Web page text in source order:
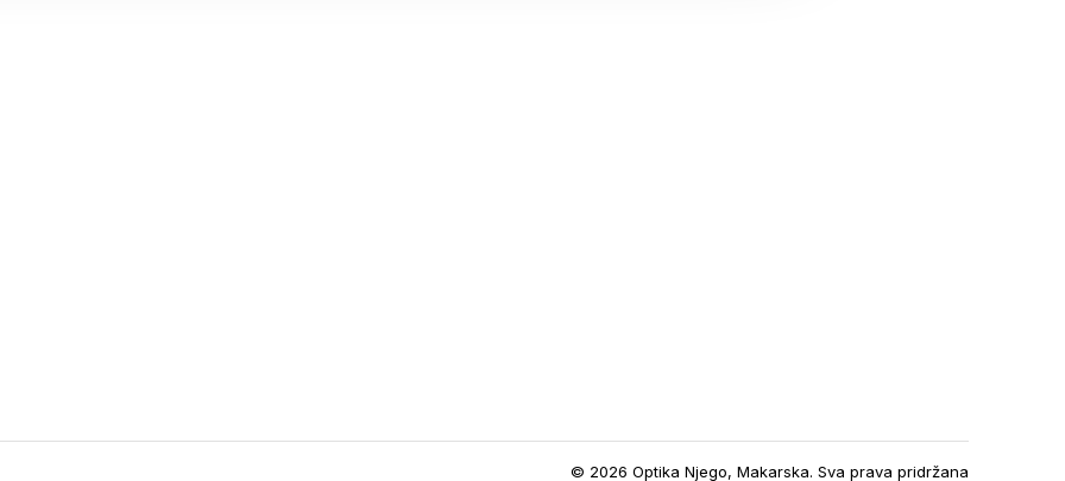
© 2026 Optika Njego, Makarska. Sva prava pridržana